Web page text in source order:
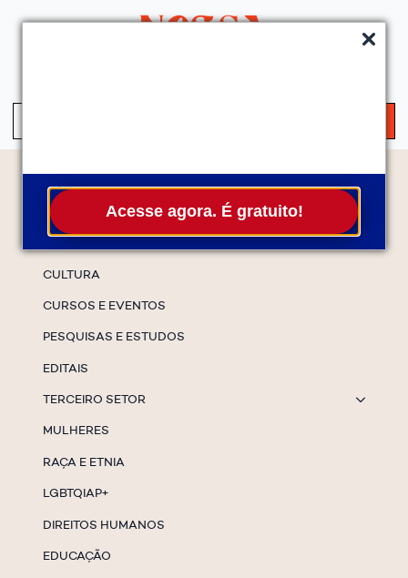
Acesse agora. É gratuito!
Temas
CULTURA
CURSOS E EVENTOS
PESQUISAS E ESTUDOS
EDITAIS
TERCEIRO SETOR
MULHERES
RAÇA E ETNIA
LGBTQIAP+
DIREITOS HUMANOS
EDUCAÇÃO